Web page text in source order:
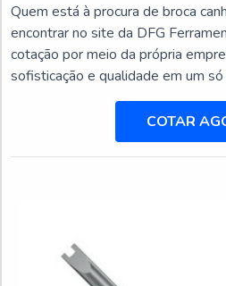
Quem está à procura de broca
encontrar no site da DFG
cotação por meio da própria
sofisticação e qualidade em um
broca canhão preço acessível, com
Ferramentas o cliente encontrará
com setor exclusivo de assistência
necessidade de cada
COTAR